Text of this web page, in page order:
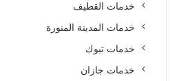
خدمات القطيف
خدمات المدينة المنورة
خدمات تبوك
خدمات جازان